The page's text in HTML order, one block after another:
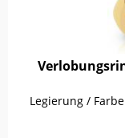
Legierung /